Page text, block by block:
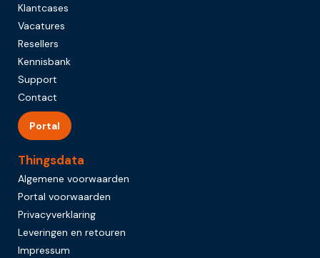
Klantcases
Vacatures
Resellers
Kennisbank
Support
Contact
Portal
Thingsdata
Algemene voorwaarden
Portal voorwaarden
Privacyverklaring
Leveringen en retouren
Impressum